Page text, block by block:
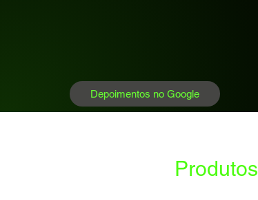
Depoimentos no Google
Produtos